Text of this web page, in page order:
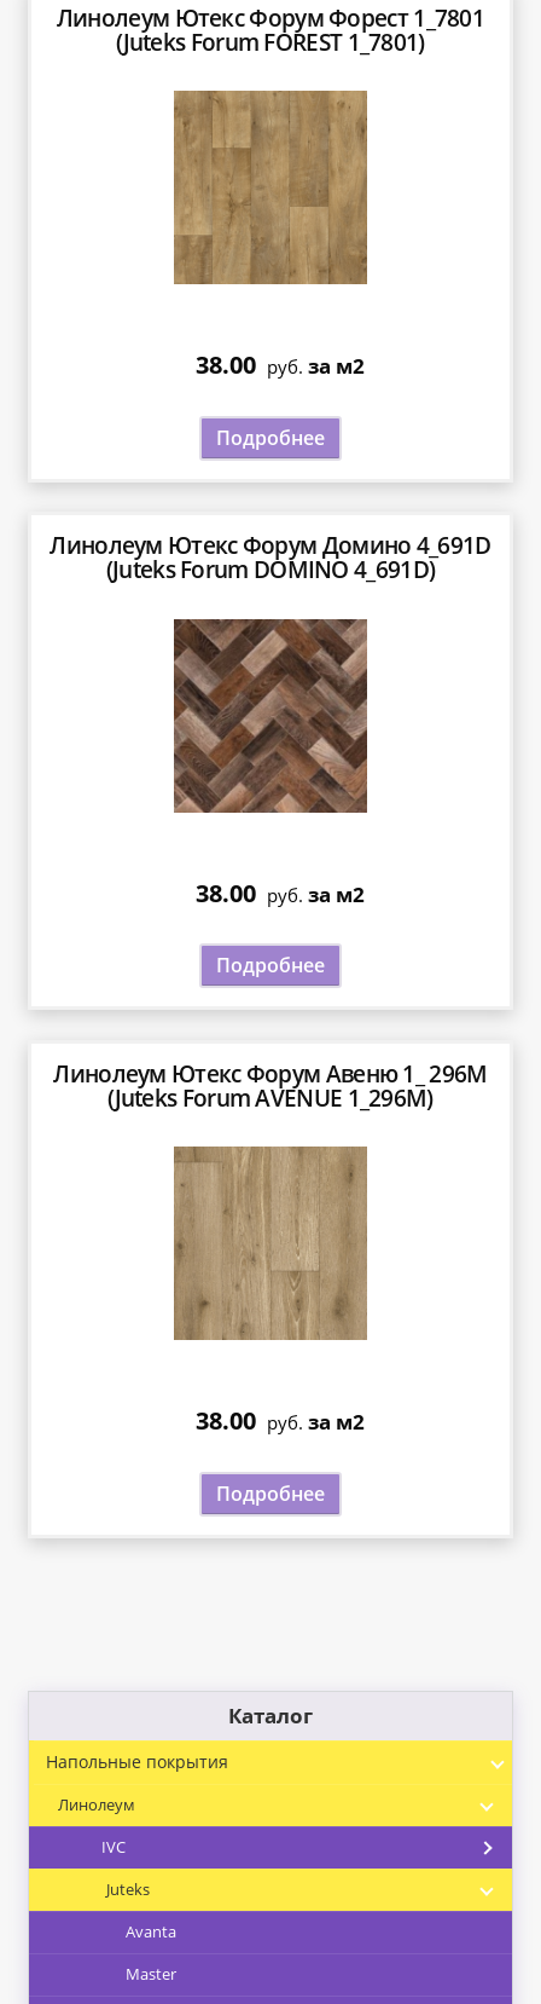
Линолеум Ютекс Форум Форест 1_7801
(Juteks Forum FOREST 1_7801)
38.00 руб. за м2
Подробнее
Линолеум Ютекс Форум Домино 4_691D
(Juteks Forum DOMINO 4_691D)
38.00 руб. за м2
Подробнее
Линолеум Ютекс Форум Авеню 1_ 296М
(Juteks Forum AVENUE 1_296M)
38.00 руб. за м2
Подробнее
Каталог
Напольные покрытия
Линолеум
IVC
Juteks
Avanta
Master